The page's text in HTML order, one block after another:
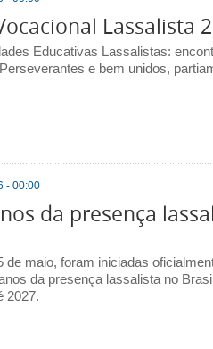
Lassalista
Educativas Lassalistas:
e bem unidos,
- 00:00
da presença
de maio, foram iniciadas
da presença lassalista no
2027.